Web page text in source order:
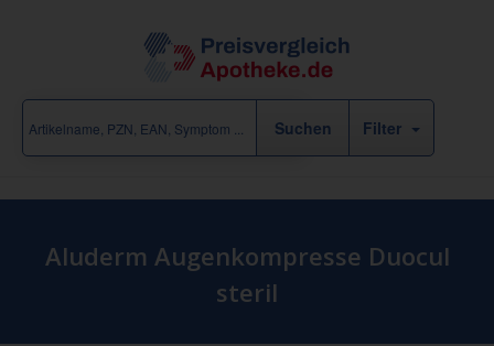
Filter
Aluderm Augenkompresse Duocul
steril